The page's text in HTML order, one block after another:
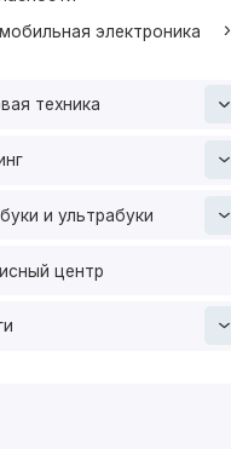
электроника
техника
и ультрабуки
центр